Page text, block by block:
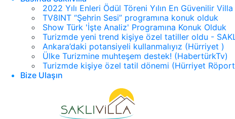
2022 Yılı Enleri Ödül Töreni Yılın En Güvenilir
TV8INT “Şehrin Sesi” programına konuk olduk
Show Türk 'İşte Analiz' Programına Konuk Olduk
Turizmde yeni trend kişiye özel tatiller oldu -
Ankara’daki potansiyeli kullanmalıyız (Hürriyet )
Ülke Turizmine muhteşem destek! (HabertürkTv)
Turizmde kişiye özel tatil dönemi (Hürriyet
Bize Ulaşın